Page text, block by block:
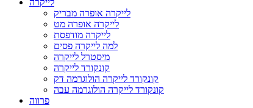
לייקרה
לייקרה אופרה מבריק
לייקרה אופרה מט
לייקרה מודפסת
למה לייקרה פסים
מיסטרל לייקרה
קונקורד לייקרה
קונקורד לייקרה הולוגרמה דק
קונקורד לייקרה הולוגרמה עבה
פרווה